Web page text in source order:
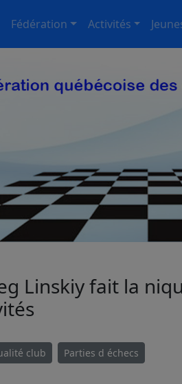
Fédération Activités
Linskiy fait la
club Parties d échecs